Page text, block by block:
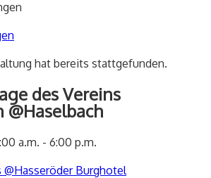
hat bereits stattgefunden.
des Vereins
@Haselbach
a.m. - 6:00 p.m.
@Hasseröder Burghotel